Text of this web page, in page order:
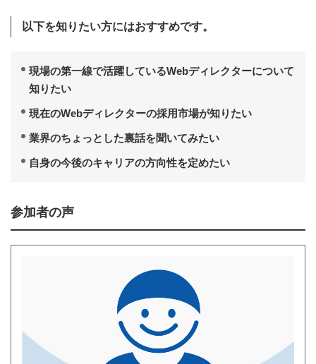
以下を知りたい方にはおすすめです。
現場の第一線で活躍しているWebディレクターについて
知りたい
現在のWebディレクターの採用市場が知りたい
業界のちょっとした裏話を聞いてみたい
自身の今後のキャリアの方向性を定めたい
参加者の声